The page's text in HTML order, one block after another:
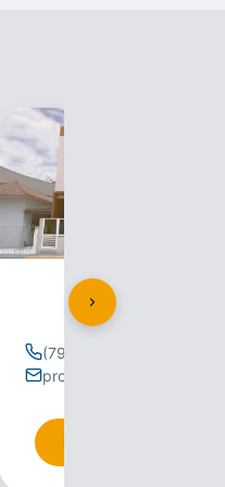
CEP Propriá
(79) 3212-1560
propria@se.senac.br